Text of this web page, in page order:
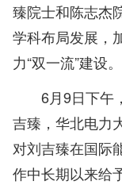
臻院士和陈志杰
学科布局发展，
力“双一流”建设。
6月9日下午
吉臻，华北电力
对刘吉臻在国际
作中长期以来给